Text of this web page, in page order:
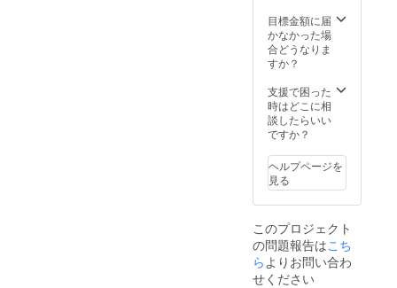
目標金額に届
かなかった場
合どうなりま
すか？
支援で困った
時はどこに相
談したらいい
ですか？
ヘルプページを
見る
このプロジェクト
の問題報告はこち
ら よりお問い合わ
せください